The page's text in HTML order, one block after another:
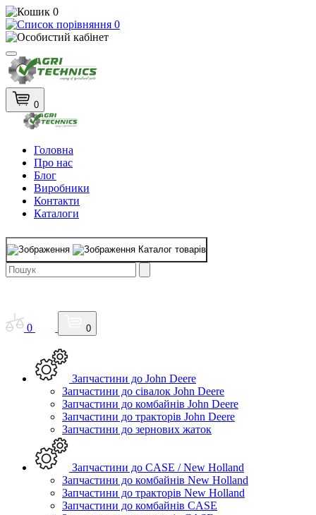
0
0
0
Головна
Про нас
Блог
Виробники
Контакти
Каталоги
Каталог товарів
0 0
Запчастини до John Deere
Запчастини до сівалок John Deere
Запчастини до комбайнів John Deere
Запчастини до тракторів John Deere
Запчастини до зернових жаток
Запчастини до CASE / New Holland
Запчастини до комбайнів New Holland
Запчастини до тракторів New Holland
Запчастини до комбайнів CASE